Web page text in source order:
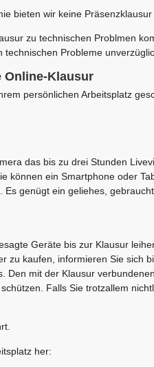
bieten wir keine Präsenzklausur
zu technischen Problmen
Probleme
Online-Klausur
persönlichen Arbeitsplatz
das bis zu drei Stunden
können ein Smartphone oder
Es genügt ein geliehes,
Geräte bis zur Klausur
zu kaufen, informieren Sie sich
Den mit der Klausur
Falls Sie trotzallem
her: